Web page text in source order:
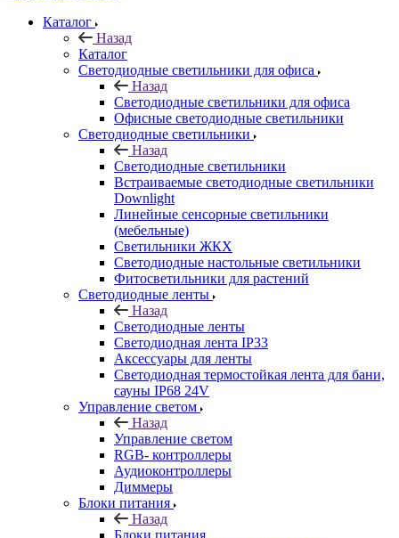
Каталог
Назад
Каталог
Светодиодные светильники для офиса
Назад
Светодиодные светильники для офиса
Офисные светодиодные светильники
Светодиодные светильники
Назад
Светодиодные светильники
Встраиваемые светодиодные светильники
Downlight
Линейные сенсорные светильники
(мебельные)
Светильники ЖКХ
Светодиодные настольные светильники
Фитосветильники для растений
Светодиодные ленты
Назад
Светодиодные ленты
Светодиодная лента IP33
Аксессуары для ленты
Светодиодная термостойкая лента для бани,
сауны IP68 24V
Управление светом
Назад
Управление светом
RGB- контроллеры
Аудиоконтроллеры
Диммеры
Блоки питания
Назад
Блоки питания